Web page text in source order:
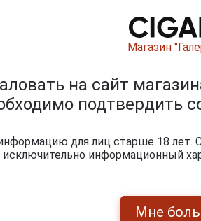
Магазин
на сайт
подтвердить
для лиц старше 18 лет.
информационный
Мне